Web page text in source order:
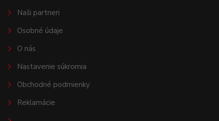
Naši partneri
Osobné údaje
O nás
Nastavenie súkromia
Obchodné podmienky
Reklamácie